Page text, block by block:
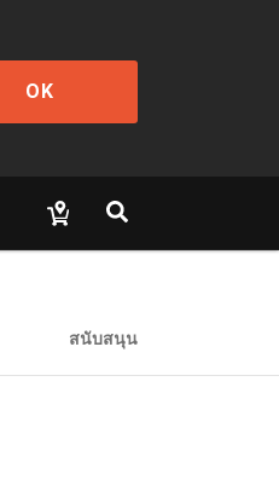
OK
สนับสนุน